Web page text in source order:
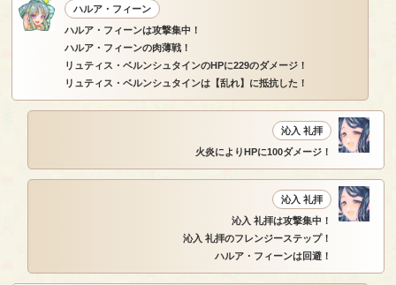
ハルア・フィーン
ハルア・フィーンは攻撃集中！
ハルア・フィーンの肉薄戦！
リュティス・ベルンシュタインのHPに229のダメージ！
リュティス・ベルンシュタインは【乱れ】に抵抗した！
沁入 礼拝
火炎によりHPに100ダメージ！
沁入 礼拝
沁入 礼拝は攻撃集中！
沁入 礼拝のフレンジーステップ！
ハルア・フィーンは回避！